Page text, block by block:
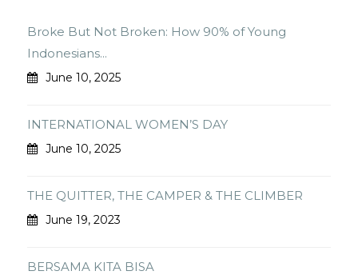
Broke But Not Broken: How 90% of Young
Indonesians...
June 10, 2025
INTERNATIONAL WOMEN’S DAY
June 10, 2025
THE QUITTER, THE CAMPER & THE CLIMBER
June 19, 2023
BERSAMA KITA BISA